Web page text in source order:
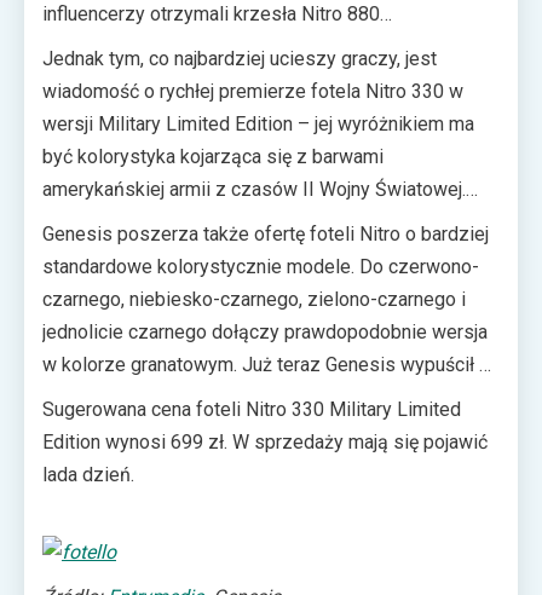
influencerzy otrzymali krzesła Nitro 880
dostosowane designem do ich własnych życzeń.
Genesis nie wyklucza też kontynuacji tego typu
działań.
Jednak tym, co najbardziej ucieszy graczy, jest
wiadomość o rychłej premierze fotela Nitro 330 w
wersji Military Limited Edition – jej wyróżnikiem ma
być kolorystyka kojarząca się z barwami
amerykańskiej armii z czasów II Wojny Światowej.
Model ten powinien przypaść do gustu zwłaszcza
fanom wojennych FPS-ów, takich jak Battlefield, Call
of Duty czy Medal of Honor.
Genesis poszerza także ofertę foteli Nitro o bardziej
standardowe kolorystycznie modele. Do czerwono-
czarnego, niebiesko-czarnego, zielono-czarnego i
jednolicie czarnego dołączy prawdopodobnie wersja
w kolorze granatowym. Już teraz Genesis wypuścił na
rynek kilkanaście granatowych foteli Nitro 880,
testując reakcję fanów na nowy produkt.
Sugerowana cena foteli Nitro 330 Military Limited
Edition wynosi 699 zł. W sprzedaży mają się pojawić
lada dzień.